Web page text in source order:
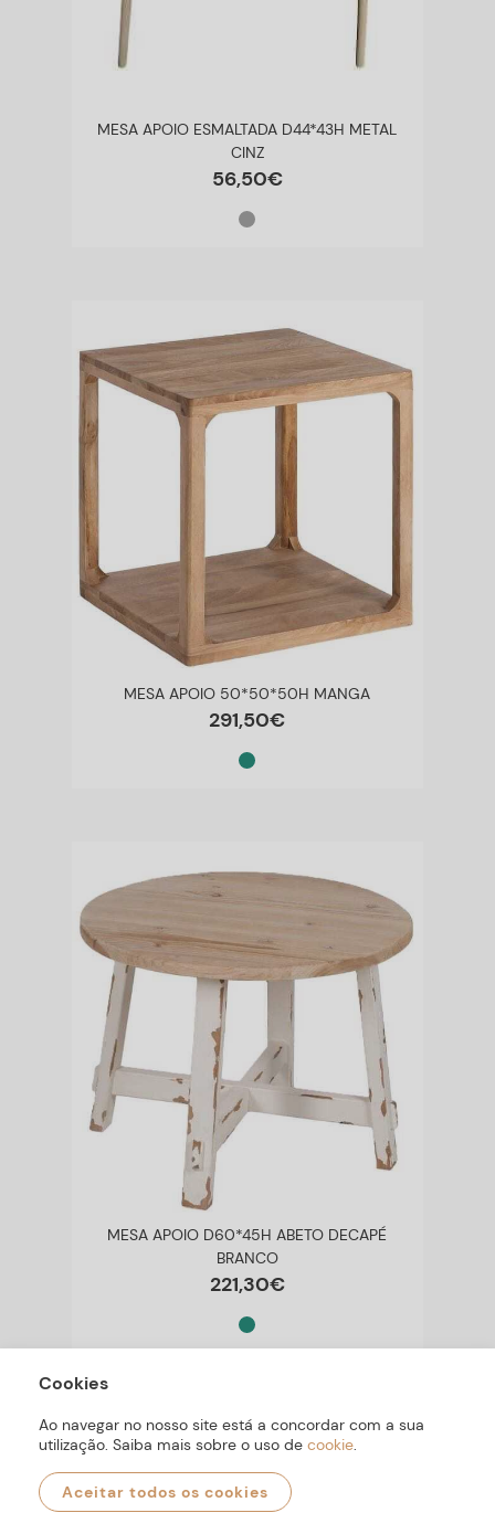
MESA APOIO ESMALTADA D44*43H METAL
CINZ
56,50€
MESA APOIO 50*50*50H MANGA
291,50€
MESA APOIO D60*45H ABETO DECAPÉ
BRANCO
221,30€
Cookies
Ao navegar no nosso site está a concordar com a sua
utilização. Saiba mais sobre o uso de cookie.
Aceitar todos os cookies